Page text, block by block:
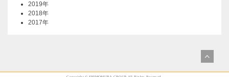
2019年
2018年
2017年